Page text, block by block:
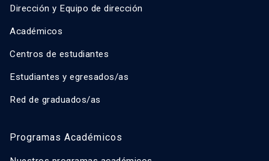
Dirección y Equipo de dirección
Académicos
Centros de estudiantes
Estudiantes y egresados/as
Red de graduados/as
Programas Académicos